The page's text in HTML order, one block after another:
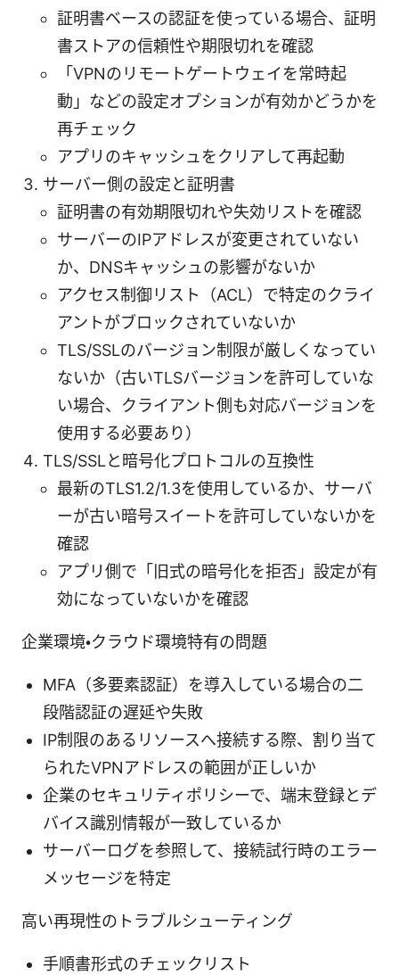
証明書ベースの認証を使っている場合、証明
書ストアの信頼性や期限切れを確認
「VPNのリモートゲートウェイを常時起
動」などの設定オプションが有効かどうかを
再チェック
アプリのキャッシュをクリアして再起動
サーバー側の設定と証明書
証明書の有効期限切れや失効リストを確認
サーバーのIPアドレスが変更されていない
か、DNSキャッシュの影響がないか
アクセス制御リスト（ACL）で特定のクライ
アントがブロックされていないか
TLS/SSLのバージョン制限が厳しくなってい
ないか（古いTLSバージョンを許可していな
い場合、クライアント側も対応バージョンを
使用する必要あり）
TLS/SSLと暗号化プロトコルの互換性
最新のTLS1.2/1.3を使用しているか、サーバ
ーが古い暗号スイートを許可していないかを
確認
アプリ側で「旧式の暗号化を拒否」設定が有
効になっていないかを確認
企業環境・クラウド環境特有の問題
MFA（多要素認証）を導入している場合の二
段階認証の遅延や失敗
IP制限のあるリソースへ接続する際、割り当て
られたVPNアドレスの範囲が正しいか
企業のセキュリティポリシーで、端末登録とデ
バイス識別情報が一致しているか
サーバーログを参照して、接続試行時のエラー
メッセージを特定
高い再現性のトラブルシューティング
手順書形式のチェックリスト